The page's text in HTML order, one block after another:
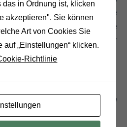
oder doch ganz anders, eigene
zu sprengen, das ist unsere
bieten euch immer wieder
Tanz und Musik.
gemeinsam mit dir!
Kontakte, wenn du Interesse
das in Ordnung ist, klicken
akzeptieren". Sie können
Art von Cookies Sie
auf „Einstellungen“ klicken.
Richtlinie